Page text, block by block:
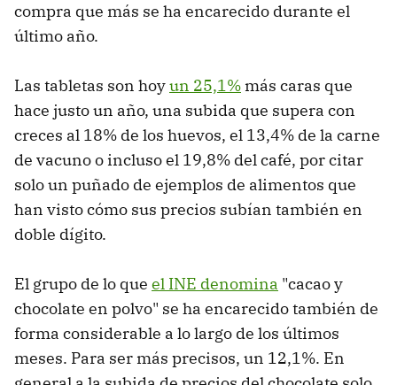
compra que más se ha encarecido durante el
último año.
Las tabletas son hoyun 25,1% más caras que
hace justo un año, una subida que supera con
creces al 18% de los huevos, el 13,4% de la carne
de vacuno o incluso el 19,8% del café, por citar
solo un puñado de ejemplos de alimentos que
han visto cómo sus precios subían también en
doble dígito.
El grupo de lo que el INE denomina "cacao y
chocolate en polvo" se ha encarecido también de
forma considerable a lo largo de los últimos
meses. Para ser más precisos, un 12,1%. En